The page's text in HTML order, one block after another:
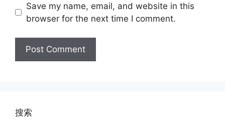
Save my name, email, and website in this
browser for the next time I comment.
搜索